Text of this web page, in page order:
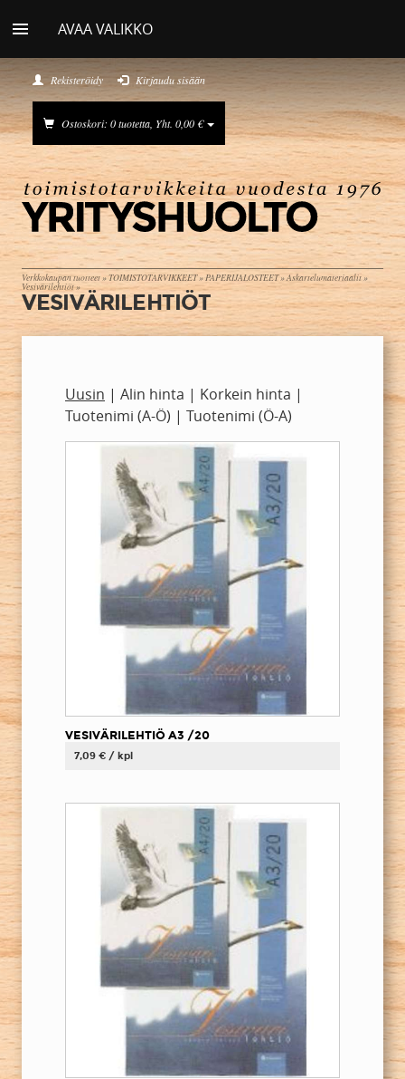
AVAA VALIKKO
Rekisteröidy Kirjaudu sisään
Ostoskori: 0 tuotetta, Yht. 0,00 €
Verkkokaupan tuotteet»TOIMISTOTARVIKKEET»PAPERIJALOSTEET»Askartelumateriaalit»
Vesivärilehtiöt»
VESIVÄRILEHTIÖT
Uusin | Alin hinta | Korkein hinta |
Tuotenimi (A-Ö) | Tuotenimi (Ö-A)
VESIVÄRILEHTIÖ A3 /20
7,09 € / kpl